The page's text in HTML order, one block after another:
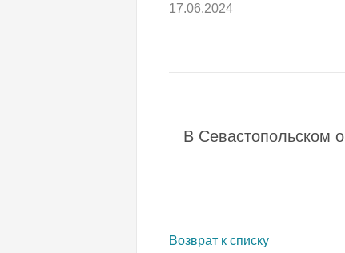
17.06.2024
В Севастопольском
Возврат к списку